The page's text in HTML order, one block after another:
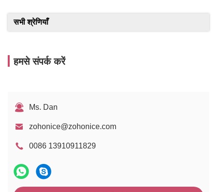
सभी श्रेणियाँ
हमसे संपर्क करें
Ms. Dan
zohonice@zohonice.com
0086 13910911829